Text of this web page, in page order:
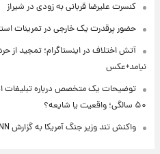
کنسرت علیرضا قربانی به زودی در شیراز
حضور پرقدرت یک خارجی در تمرینات
آتش اختلاف در اینستاگرام؛ تمجید از
نیامد+عکس
توضیحات یک متخصص درباره تبلیغات
۵۰ سالگی؛ واقعیت یا شایعه؟
واکنش تند وزیر جنگ آمریکا به گزارش CNN درباره ذخایر موشکی